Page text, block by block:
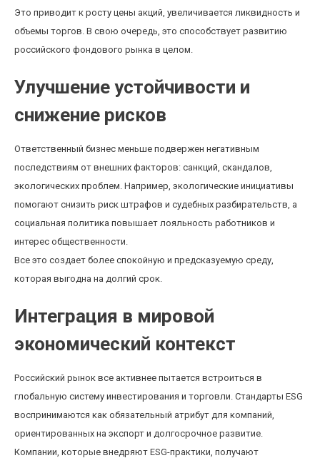
Это приводит к росту цены акций, увеличивается ликвидность и
объемы торгов. В свою очередь, это способствует развитию
российского фондового рынка в целом.
Улучшение устойчивости и
снижение рисков
Ответственный бизнес меньше подвержен негативным
последствиям от внешних факторов: санкций, скандалов,
экологических проблем. Например, экологические инициативы
помогают снизить риск штрафов и судебных разбирательств, а
социальная политика повышает лояльность работников и
интерес общественности.
Все это создает более спокойную и предсказуемую среду,
которая выгодна на долгий срок.
Интеграция в мировой
экономический контекст
Российский рынок все активнее пытается встроиться в
глобальную систему инвестирования и торговли. Стандарты ESG
воспринимаются как обязательный атрибут для компаний,
ориентированных на экспорт и долгосрочное развитие.
Компании, которые внедряют ESG-практики, получают